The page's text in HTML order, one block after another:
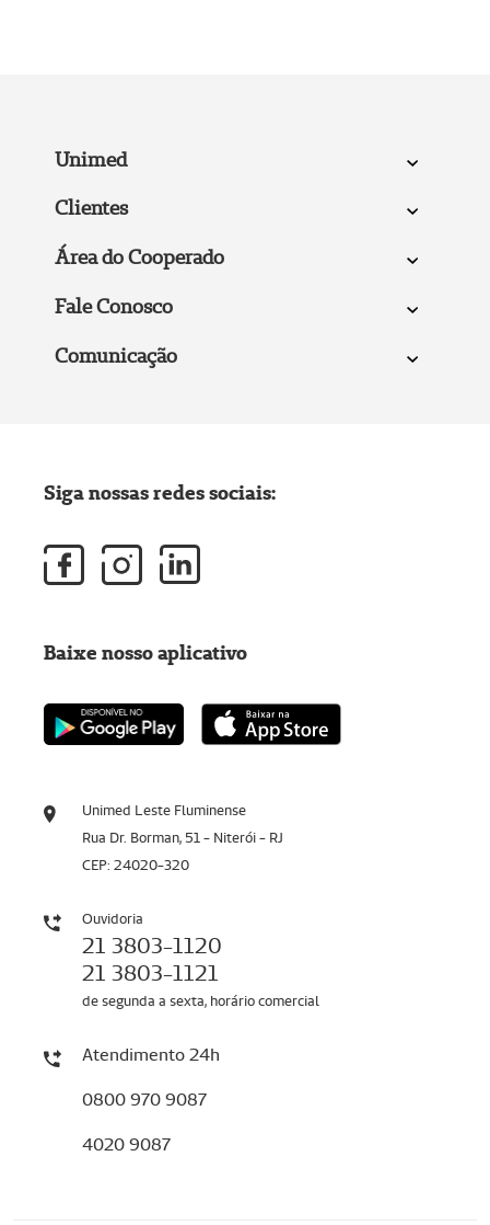
Unimed
Clientes
Área do Cooperado
Fale Conosco
Comunicação
Unimed Leste Fluminense
Rua Dr. Borman, 51 - Niterói - RJ
CEP: 24020-320
Ouvidoria
21 3803-1120
21 3803-1121
de segunda a sexta, horário comercial
Atendimento 24h
0800 970 9087
4020 9087
Siga nossas redes sociais:
Baixe nosso aplicativo